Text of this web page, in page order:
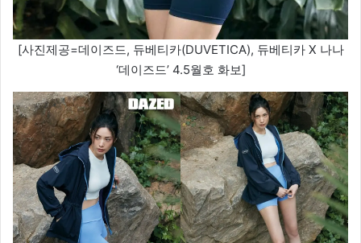
[사진제공=데이즈드, 듀베티카(DUVETICA), 듀베티카 X 나나
‘데이즈드’ 4.5월호 화보]